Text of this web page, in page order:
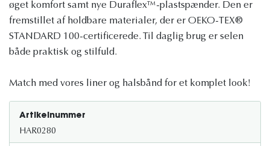
øget komfort samt nye Duraflex™-plastspænder. Den er
fremstillet af holdbare materialer, der er OEKO-TEX®
STANDARD 100-certificerede. Til daglig brug er selen
både praktisk og stilfuld.
Match med vores liner og halsbånd for et komplet look!
Artikelnummer
HAR0280